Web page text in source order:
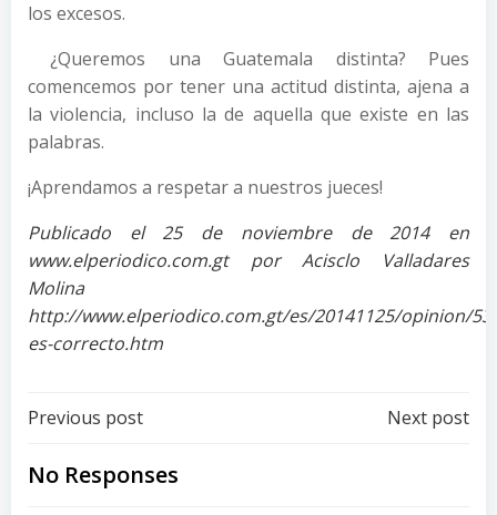
los excesos.
¿Queremos una Guatemala distinta? Pues
comencemos por tener una actitud distinta, ajena a
la violencia, incluso la de aquella que existe en las
palabras.
¡Aprendamos a respetar a nuestros jueces!
Publicado el 25 de noviembre de 2014 en
www.elperiodico.com.gt por Acisclo Valladares
Molina
http://www.elperiodico.com.gt/es/20141125/opinion/
es-correcto.htm
Post
navigation
Previous post Next post
No Responses